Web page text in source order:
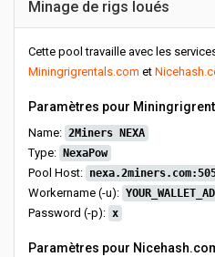
Minage de rigs loués
Cette pool travaille avec les
Miningrigrentals.com et
Paramètres pour
Name: 2Miners NEXA
Type: NexaPow
Pool Host:
Workername (-u):
Password (-p): x
Paramètres pour